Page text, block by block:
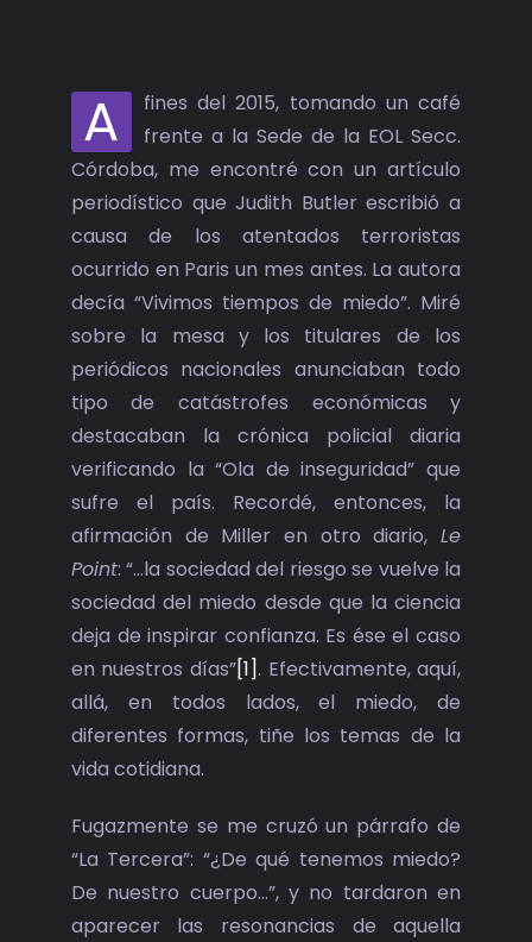
A
fines del 2015, tomando un café
frente a la Sede de la EOL Secc.
Córdoba, me encontré con un artículo
periodístico que Judith Butler escribió a
causa de los atentados terroristas
ocurrido en Paris un mes antes. La autora
decía “Vivimos tiempos de miedo”. Miré
sobre la mesa y los titulares de los
periódicos nacionales anunciaban todo
tipo de catástrofes económicas y
destacaban la crónica policial diaria
verificando la “Ola de inseguridad” que
sufre el país. Recordé, entonces, la
afirmación de Miller en otro diario,Le
Point: “…la sociedad del riesgo se vuelve la
sociedad del miedo desde que la ciencia
deja de inspirar confianza. Es ése el caso
en nuestros días”[1]. Efectivamente, aquí,
allá, en todos lados, el miedo, de
diferentes formas, tiñe los temas de la
vida cotidiana.
Fugazmente se me cruzó un párrafo de
“La Tercera”: “¿De qué tenemos miedo?
De nuestro cuerpo…”, y no tardaron en
aparecer las resonancias de aquella